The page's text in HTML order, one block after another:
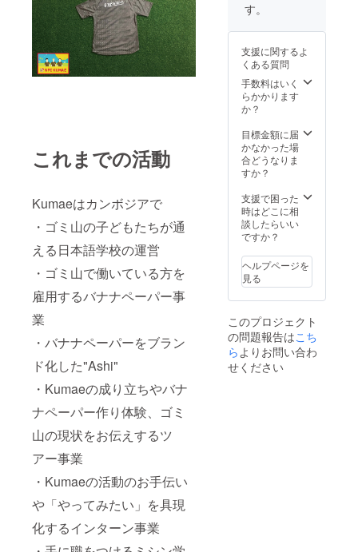
これまでの活動
Kumaeはカンボジアで
・ゴミ山の子どもたちが通
える日本語学校の運営
・ゴミ山で働いている方を
雇用するバナナペーパー事
業
・バナナペーパーをブラン
ド化した"Ashi"
・Kumaeの成り立ちやバナ
ナペーパー作り体験、ゴミ
山の現状をお伝えするツ
アー事業
・Kumaeの活動のお手伝い
や「やってみたい」を具現
化するインターン事業
いたし
す。
支援に関するよ
くある質問
手数料はいく
らかかります
か？
目標金額に届
かなかった場
合どうなりま
すか？
支援で困った
時はどこに相
談したらいい
ですか？
ヘルプページを
見る
このプロジェクト
の問題報告はこち
らよりお問い合わ
せください